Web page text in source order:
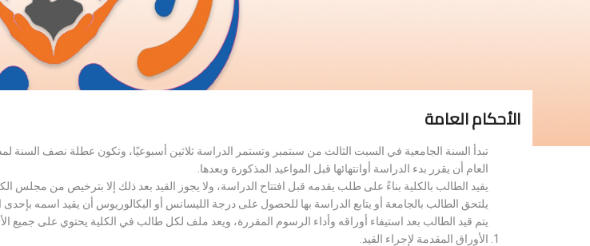
الأحكام العامة
تبدأ السنة الجامعية في السبت الثالث من سبتمبر وتستمر الدراسة ثلاثين أسبوعيًا، وتكون عطلة نصف
العام أن يقرر بدء الدراسة أوانتهائها قبل المواعيد المذكورة وبعدها.
يقيد الطالب بالكلية بناءً على طلب يقدمه قبل افتتاح الدراسة، ولا يجوز القيد بعد ذلك إلا بترخيص من مجلس
يلتحق الطالب بالجامعة أو يتابع الدراسة بها للحصول على درجة الليسانس أو البكالوريوس أن يقيد اسمه
يتم قيد الطالب بعد استيفاء أوراقه وأداء الرسوم المقررة، ويعد ملف لكل طالب في الكلية يحتوي على جميع
الأوراق المقدمة لإجراء القيد.